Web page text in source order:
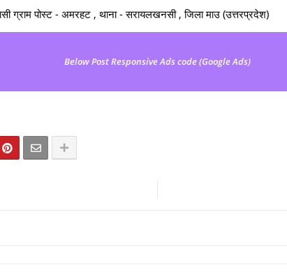
ग्राम पोस्ट - अमरहट , थाना - सरायलखनसी , जिला माउ (उत्तरप्रदेश)
Below Post Responsive Ads code (Google Ads)